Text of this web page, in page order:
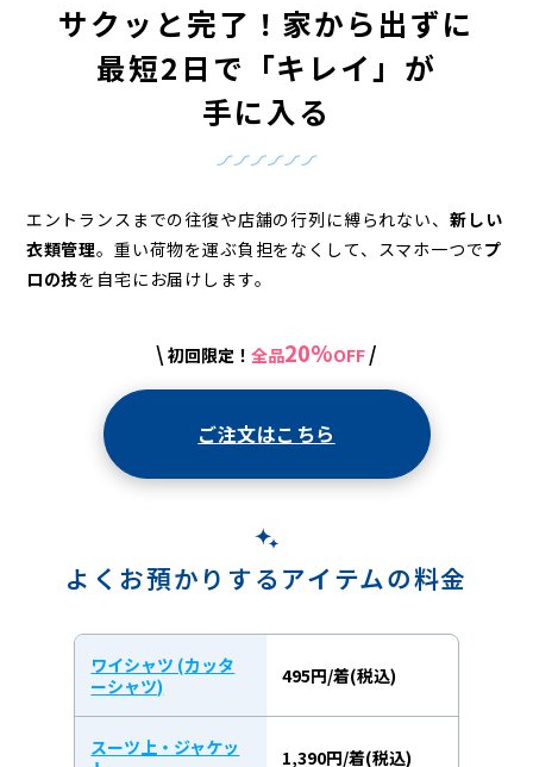
グ
サクッと完了！家から出ずに
最短2日で「キレイ」が
手に入る
エントランスまでの往復や店舗の行列に縛られない、 新しい
衣類管理。 重い荷物を運ぶ負担をなくして、スマホ一つでプ
ロの技を自宅にお届けします。
\ 初回限定！ 全品20%OFF /
ご注文はこちら
よくお預かりするアイテムの料金
ワイシャツ (カッタ
ーシャツ)
495円/着(税込)
スーツ上・ジャケッ
1,390円/着(税込)